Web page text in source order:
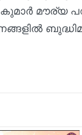
കുമാര്‍